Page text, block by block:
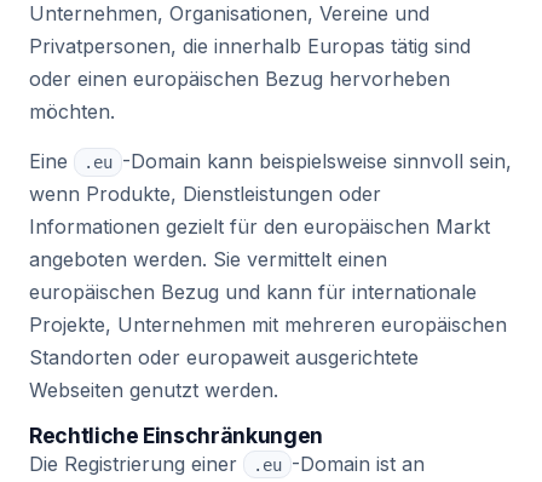
Unternehmen, Organisationen, Vereine und
Privatpersonen, die innerhalb Europas tätig sind
oder einen europäischen Bezug hervorheben
möchten.
Eine .eu -Domain kann beispielsweise sinnvoll sein,
wenn Produkte, Dienstleistungen oder
Informationen gezielt für den europäischen Markt
angeboten werden. Sie vermittelt einen
europäischen Bezug und kann für internationale
Projekte, Unternehmen mit mehreren europäischen
Standorten oder europaweit ausgerichtete
Webseiten genutzt werden.
Rechtliche Einschränkungen
Die Registrierung einer .eu -Domain ist an